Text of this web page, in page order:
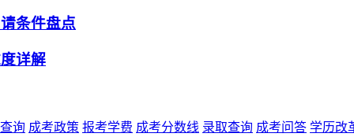
条件盘点
详解
询 成考政策 报考学费 成考分数线 录取查询 成考问答 学历改